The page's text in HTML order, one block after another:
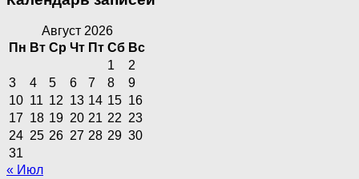
Август 2026
Пн Вт Ср Чт Пт Сб Вс
1
2
3
4 5 6 7 8
9
10 11 12 13 14 15 16
17 18 19 20 21 22 23
24 25 26 27 28 29 30
31
« Июл